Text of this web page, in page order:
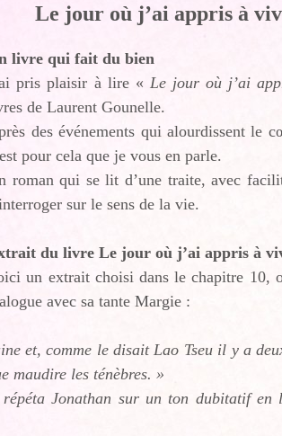
Le jour où j’ai appris à
livre qui fait du bien
pris plaisir à lire « Le jour où j’ai
de Laurent Gounelle.
des événements qui alourdissent le
pour cela que je vous en parle.
roman qui se lit d’une traite, avec
sur le sens de la vie.
du livre Le jour où j’ai appris à
un extrait choisi dans le chapitre 10,
avec sa tante Margie :
et, comme le disait Lao Tseu il y a
maudire les ténèbres. »
Jonathan sur un ton dubitatif en